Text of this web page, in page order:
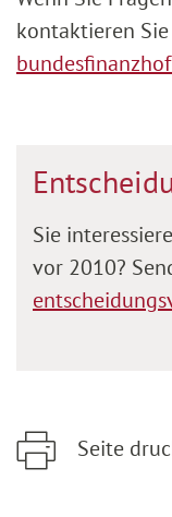
kontaktieren
Sie
vor 2010?
Seite